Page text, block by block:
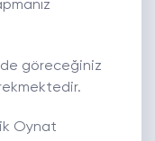
göreceğiniz
Oynat